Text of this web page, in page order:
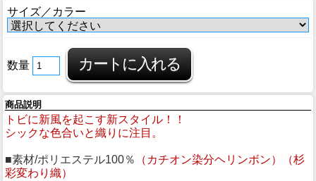
サイズ／カラー
数量
商品説明
トビに新風を起こす新スタイル！！
シックな色合いと織りに注目。
■素材/ポリエステル100％
（カチオン染分ヘリンボン）（杉
彩変わり織）